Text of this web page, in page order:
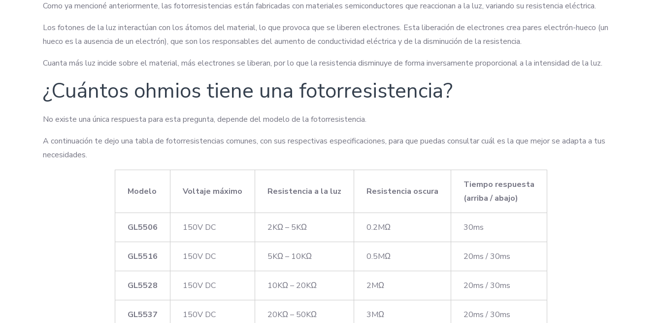
Como ya mencioné anteriormente, las fotorresistencias están fabricadas con materiales semiconductores que reaccionan a la luz, variando su resistencia eléctrica.
Los fotones de la luz interactúan con los átomos del material, lo que provoca que se liberen electrones. Esta liberación de electrones crea pares electrón-hueco (un
hueco es la ausencia de un electrón), que son los responsables del aumento de conductividad eléctrica y de la disminución de la resistencia.
Cuanta más luz incide sobre el material, más electrones se liberan, por lo que la resistencia disminuye de forma inversamente proporcional a la intensidad de la luz.
¿Cuántos ohmios tiene una fotorresistencia?
No existe una única respuesta para esta pregunta, depende del modelo de la fotorresistencia.
A continuación te dejo una tabla de fotorresistencias comunes, con sus respectivas especificaciones, para que puedas consultar cuál es la que mejor se adapta a tus
necesidades.
Modelo Voltaje máximo Resistencia a la luz Resistencia oscura
Tiempo respuesta
(arriba / abajo)
GL5506 150V DC 2KΩ – 5KΩ 0.2MΩ 30ms
GL5516 150V DC 5KΩ – 10KΩ 0.5MΩ 20ms / 30ms
GL5528 150V DC 10KΩ – 20KΩ 2MΩ 20ms / 30ms
GL5537 150V DC 20KΩ – 50KΩ 3MΩ 20ms / 30ms